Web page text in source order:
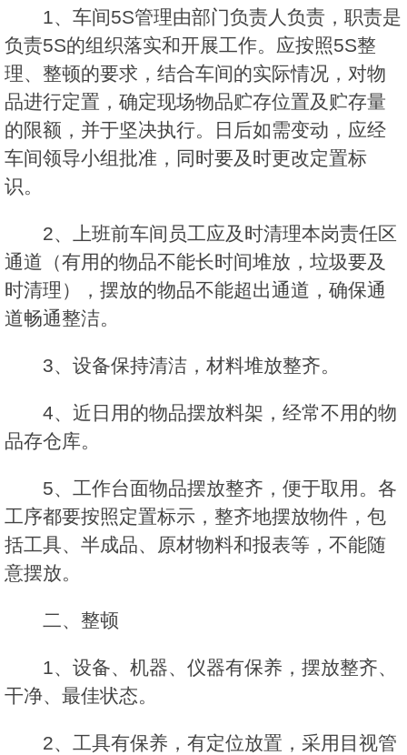
1、车间5S管理由部门负责人负责，职责是
负责5S的组织落实和开展工作。应按照5S整
理、整顿的要求，结合车间的实际情况，对物
品进行定置，确定现场物品贮存位置及贮存量
的限额，并于坚决执行。日后如需变动，应经
车间领导小组批准，同时要及时更改定置标
识。
2、上班前车间员工应及时清理本岗责任区
通道（有用的物品不能长时间堆放，垃圾要及
时清理），摆放的物品不能超出通道，确保通
道畅通整洁。
3、设备保持清洁，材料堆放整齐。
4、近日用的物品摆放料架，经常不用的物
品存仓库。
5、工作台面物品摆放整齐，便于取用。各
工序都要按照定置标示，整齐地摆放物件，包
括工具、半成品、原材物料和报表等，不能随
意摆放。
二、整顿
1、设备、机器、仪器有保养，摆放整齐、
干净、最佳状态。
2、工具有保养，有定位放置，采用目视管